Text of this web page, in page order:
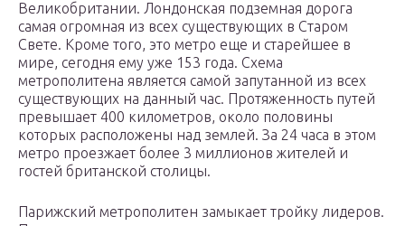
Великобритании. Лондонская подземная дорога
самая огромная из всех существующих в Старом
Свете. Кроме того, это метро еще и старейшее в
мире, сегодня ему уже 153 года. Схема
метрополитена является самой запутанной из всех
существующих на данный час. Протяженность путей
превышает 400 километров, около половины
которых расположены над землей. За 24 часа в этом
метро проезжает более 3 миллионов жителей и
гостей британской столицы.
Парижский метрополитен замыкает тройку лидеров.